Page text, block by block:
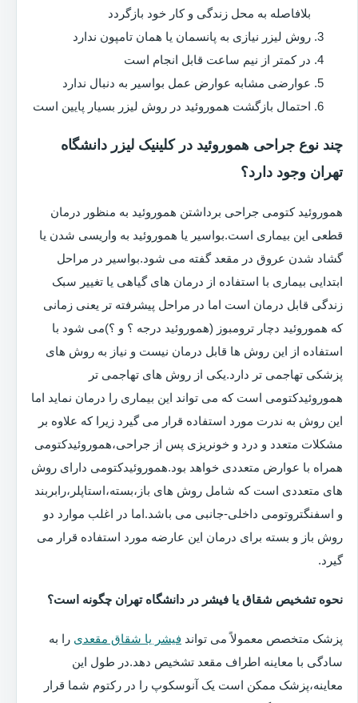
بلافاصله به محل زندگی و کار خود بازگردد
روش لیزر نیازی به پانسمان یا همان تامپون ندارد
در کمتر از نیم ساعت قابل انجام است
عوارضی مشابه عوارض عمل بواسیر به دنبال ندارد
احتمال بازگشت هموروئید در روش لیزر بسیار پایین است
چند نوع جراحی هموروئید در کلینیک لیزر دانشگاه
تهران وجود دارد؟
هموروئید کتومی جراحی برداشتن هموروئید به منظور درمان
قطعی این بیماری است.بواسیر یا هموروئید به واریسی شدن یا
گشاد شدن عروق در مقعد گفته می شود.بواسیر در مراحل
ابتدایی بیماری با استفاده از درمان های گیاهی یا تغییر سبک
زندگی قابل درمان است اما در مراحل پیشرفته تر یعنی زمانی
که هموروئید دچار ترومبوز (هموروئید درجه ؟ و ؟)می شود با
استفاده از این روش ها قابل درمان نیست و نیاز به روش های
پزشکی تهاجمی تر دارد.یکی از روش های تهاجمی تر
هموروئیدکتومی است که می تواند این بیماری را درمان نماید اما
این روش به ندرت مورد استفاده قرار می گیرد زیرا که علاوه بر
مشکلات متعدد و درد و خونریزی پس از جراحی،هموروئیدکتومی
همراه با عوارض متعددی خواهد بود.هموروئیدکتومی دارای روش
های متعددی است که شامل روش های باز،بسته،استاپلر،رابربند
و اسفنگتروتومی داخلی-جانبی می باشد.اما در اغلب موارد دو
روش باز و بسته برای درمان این عارضه مورد استفاده قرار می
گیرد.
نحوه تشخیص شقاق یا فیشر در دانشگاه تهران چگونه است؟
پزشک متخصص معمولاً می تواند فیشر یا شقاق مقعدی را به
سادگی با معاینه اطراف مقعد تشخیص دهد.در طول این
معاینه،پزشک ممکن است یک آنوسکوپ را در رکتوم شما قرار